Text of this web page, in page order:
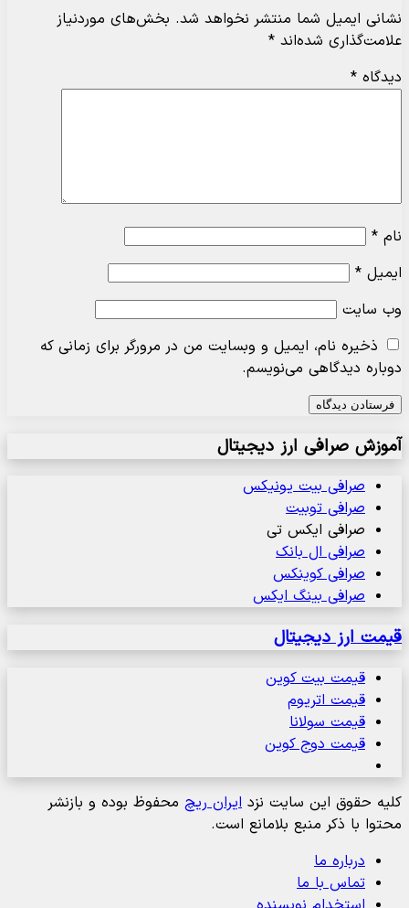
نشانی ایمیل شما منتشر نخواهد شد. بخش‌های موردنیاز
علامت‌گذاری شده‌اند *
دیدگاه *
نام *
ایمیل *
وب‌ سایت
ذخیره نام، ایمیل و وبسایت من در مرورگر برای زمانی که
دوباره دیدگاهی می‌نویسم.
آموزش صرافی ارز دیجیتال
صرافی بیت یونیکس
صرافی توبیت
صرافی ایکس تی
صرافی ال بانک
صرافی کوینکس
صرافی بینگ ایکس
قیمت ارز دیجیتال
قیمت بیت کوین
قیمت اتریوم
قیمت سولانا
قیمت دوج کوین
کلیه حقوق این سایت نزد ایران ریچ محفوظ بوده و بازنشر
محتوا با ذکر منبع بلامانع است.
درباره ما
تماس با ما